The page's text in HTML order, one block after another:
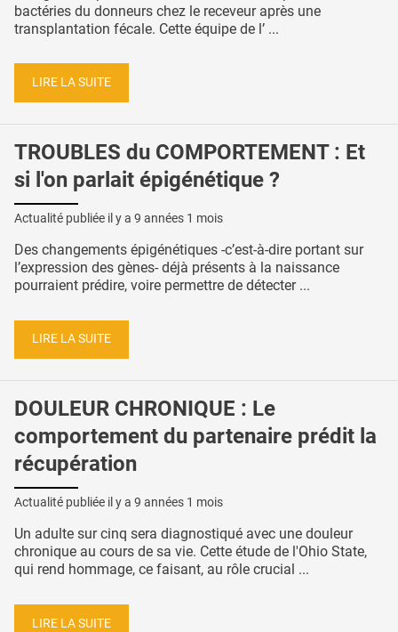
bactéries du donneurs chez le receveur après une
transplantation fécale. Cette équipe de l’ ...
LIRE LA SUITE
TROUBLES du COMPORTEMENT : Et
si l'on parlait épigénétique ?
Actualité publiée il y a 9 années 1 mois
Des changements épigénétiques -c’est-à-dire portant sur
l’expression des gènes- déjà présents à la naissance
pourraient prédire, voire permettre de détecter ...
LIRE LA SUITE
DOULEUR CHRONIQUE : Le
comportement du partenaire prédit la
récupération
Actualité publiée il y a 9 années 1 mois
Un adulte sur cinq sera diagnostiqué avec une douleur
chronique au cours de sa vie. Cette étude de l'Ohio State,
qui rend hommage, ce faisant, au rôle crucial ...
LIRE LA SUITE